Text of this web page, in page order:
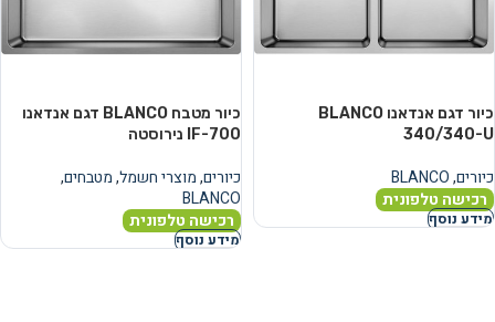
כיור דגם אנדאנו BLANCO
340/340-U
כיורים,
BLANCO
רכישה טלפונית
מידע נוסף
כיור מטבח BLANCO דגם אנדאנו
700-IF נירוסטה
כיורים,מוצרי חשמל,מטבחים,
BLANCO
רכישה טלפונית
מידע נוסף